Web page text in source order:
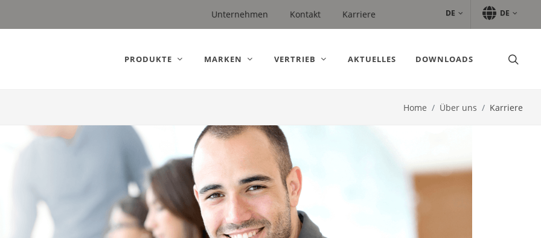
Unternehmen Kontakt Karriere DE DE
PRODUKTE MARKEN VERTRIEB AKTUELLES DOWNLOADS
Home Über uns Karriere